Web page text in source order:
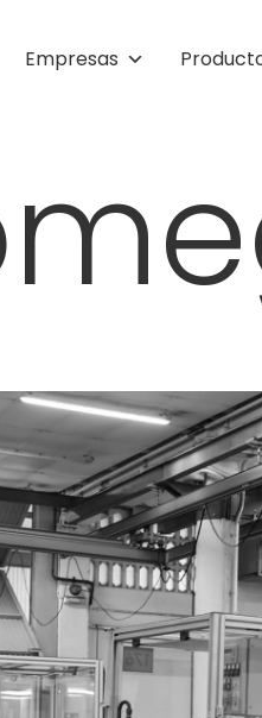
Empresas